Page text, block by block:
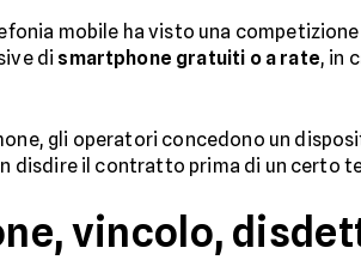
mobile ha visto una
di smartphone gratuiti o a rate, in
gli operatori concedono un
disdire il contratto prima di un certo
vincolo,